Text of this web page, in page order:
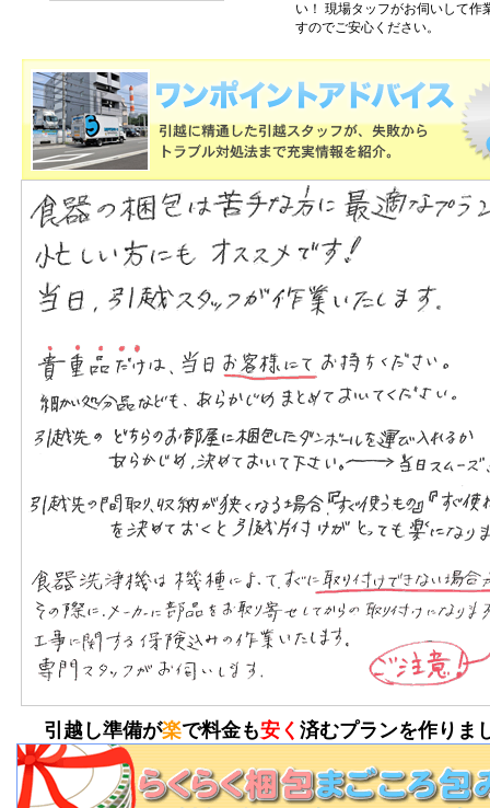
い！ 現場タッフがお伺いして作
すのでご安心ください。
引越し準備が楽で料金も安く 済むプランを作りま